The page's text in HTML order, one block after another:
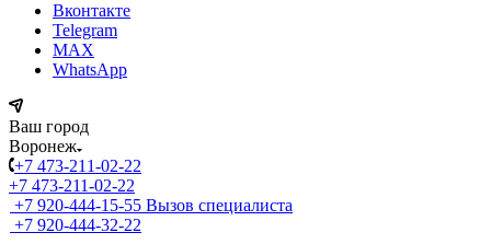
Вконтакте
Telegram
MAX
WhatsApp
Ваш город
Воронеж
+7 473-211-02-22
+7 473-211-02-22
+7 920-444-15-55 Вызов специалиста
+7 920-444-32-22